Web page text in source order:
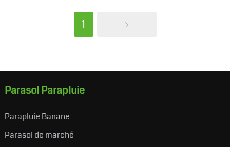
1
Parasol Parapluie
Parapluie Banane
Parasol de marché